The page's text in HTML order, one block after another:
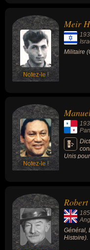
Notez-le !
Meir
Militaire
Notez-le !
Unis
Général,
Histoire).